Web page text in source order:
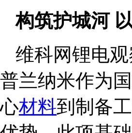
构筑护城河
维科网锂电
普兰纳米作为
心材料到制备